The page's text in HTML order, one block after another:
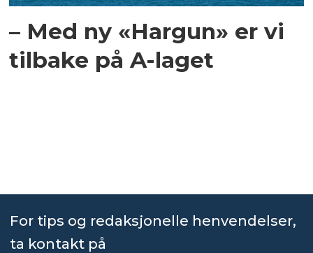
– Med ny «Hargun» er vi
tilbake på A-laget
For tips og redaksjonelle henvendelser,
ta kontakt på